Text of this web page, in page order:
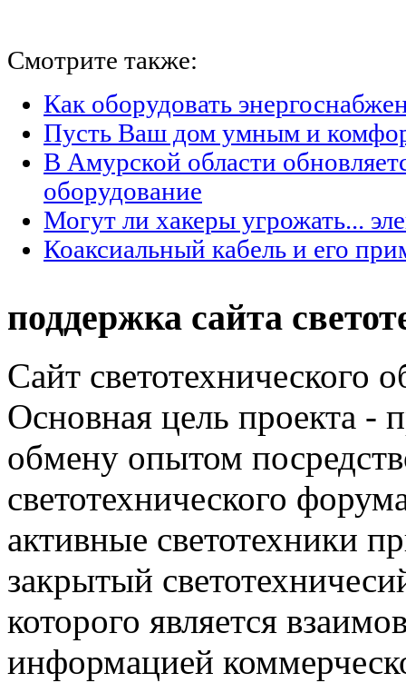
Смотрите также:
Как оборудовать
Пусть Ваш дом умным и
В Амурской области
оборудование
Могут ли хакеры угрожать...
Коаксиальный кабель и его
поддержка сайта
Сайт светотехнического
Основная цель проекта -
обмену опытом
светотехнического
активные светотехники
закрытый
которого является
информацией